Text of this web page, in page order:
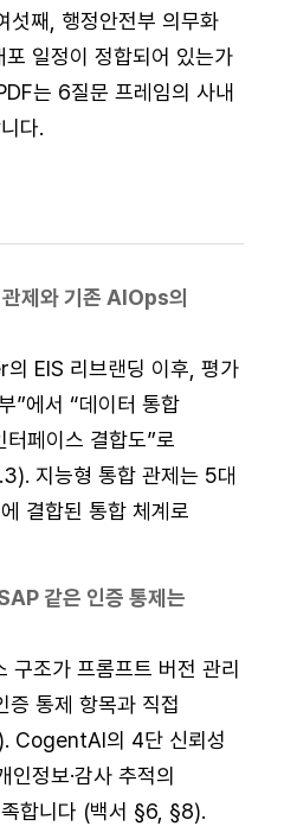
섯째, 행정안전부 의무화
포 일정이 정합되어 있는가
는 6질문 프레임의 사내
다.
제와 기존 AIOps의
EIS 리브랜딩 이후, 평가
”에서 “데이터 통합
터페이스 결합도”로
지능형 통합 관제는 5대
결합된 통합 체계로
같은 인증 통제는
조가 프롬프트 버전 관리
증 통제 항목과 직접
CogentAI의 4단 신뢰성
인정보·감사 추적의
합니다 (백서 §6, §8).